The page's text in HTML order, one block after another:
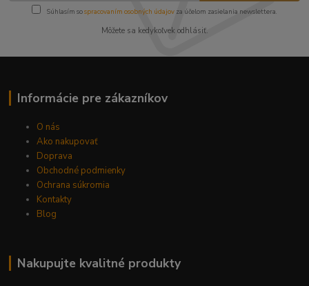
Súhlasím sospracovaním osobných údajov za účelom zasielania newslettera.
Môžete sa kedykoľvek odhlásiť.
Informácie pre zákazníkov
O nás
Ako nakupovať
Doprava
Obchodné podmienky
Ochrana súkromia
Kontakty
Blog
Nakupujte kvalitné produkty